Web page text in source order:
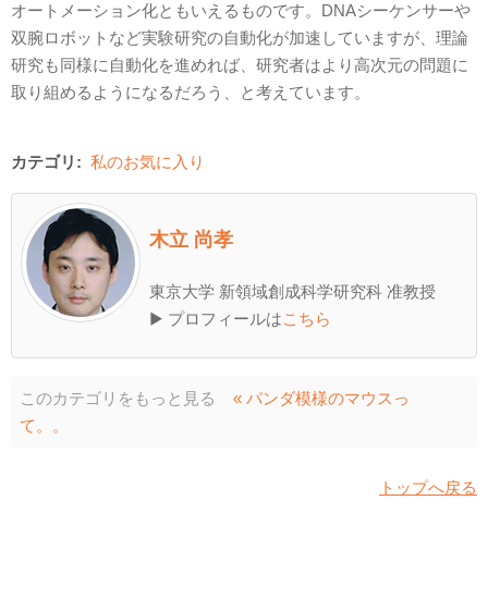
オートメーション化ともいえるものです。DNAシーケンサーや
双腕ロボットなど実験研究の自動化が加速していますが、理論
研究も同様に自動化を進めれば、研究者はより高次元の問題に
取り組めるようになるだろう、と考えています。
カテゴリ: 私のお気に入り
木立 尚孝
東京大学 新領域創成科学研究科 准教授
▶ プロフィールはこちら
このカテゴリをもっと見る
« パンダ模様のマウスっ
て。。
トップへ戻る